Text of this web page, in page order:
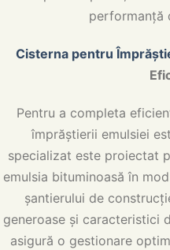
performanță
Cisterna pentru
Pentru a completa
împrăștierii emulsiei
specializat este proiectat
emulsia bituminoasă în
șantierului de
generoase și caracteristici
asigură o gestionare